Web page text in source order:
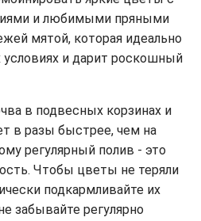
и любимыми пряными
мятой, которая идеально
условиях и дарит роскошный
в подвесных корзинах и
в разы быстрее, чем на
регулярный полив - это
Чтобы цветы не теряли
подкармливайте их
забывайте регулярно